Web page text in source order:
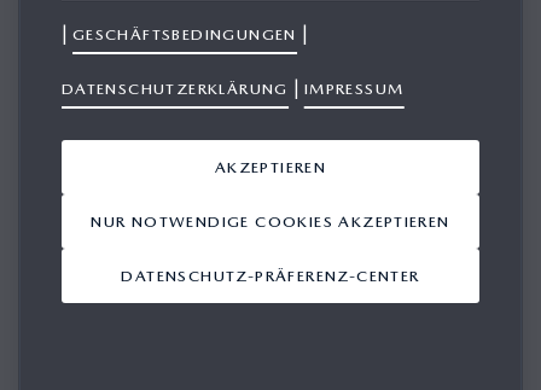
| GESCHÄFTSBEDINGUNGEN |
DATENSCHUTZERKLÄRUNG | IMPRESSUM
DATENSCHUTZ-PRÄFERENZ-CENTER
NUR NOTWENDIGE COOKIES AKZEPTIEREN
AKZEPTIEREN